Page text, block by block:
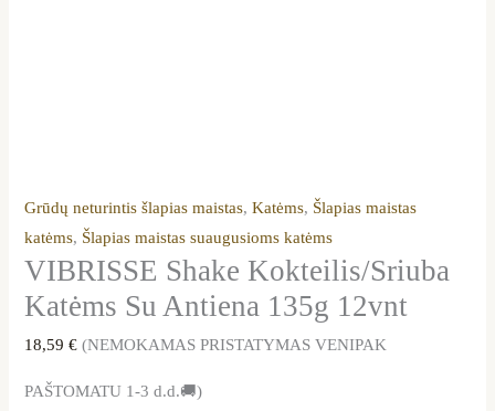
Grūdų neturintis šlapias maistas,Katėms, Šlapias maistas
katėms, Šlapias maistas suaugusioms katėms
VIBRISSE Shake Kokteilis/Sriuba
Katėms Su Antiena 135g 12vnt
18,59€ (NEMOKAMAS PRISTATYMAS VENIPAK
PAŠTOMATU 1-3 d.d.🚚)